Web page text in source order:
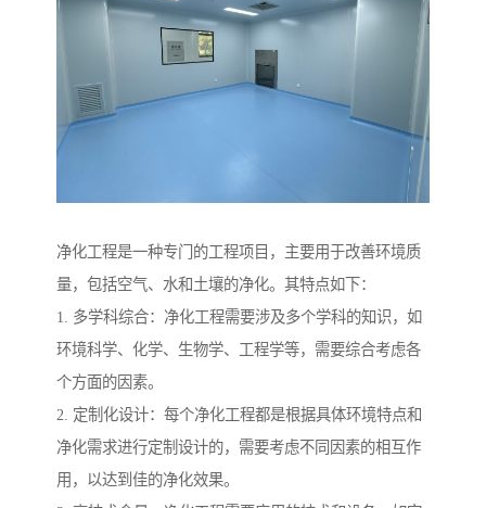
净化工程是一种专门的工程项目，主要用于改善环境质
量，包括空气、水和土壤的净化。其特点如下：
1. 多学科综合：净化工程需要涉及多个学科的知识，如
环境科学、化学、生物学、工程学等，需要综合考虑各
个方面的因素。
2. 定制化设计：每个净化工程都是根据具体环境特点和
净化需求进行定制设计的，需要考虑不同因素的相互作
用，以达到佳的净化效果。